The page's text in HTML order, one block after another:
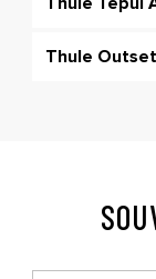
Thule Outset